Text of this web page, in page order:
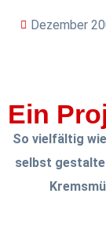
Dezember
Ein
So vielfältig
selbst